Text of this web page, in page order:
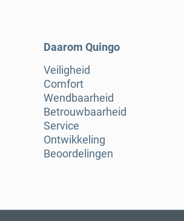
Daarom Quingo
Veiligheid
Comfort
Wendbaarheid
Betrouwbaarheid
Service
Ontwikkeling
Beoordelingen